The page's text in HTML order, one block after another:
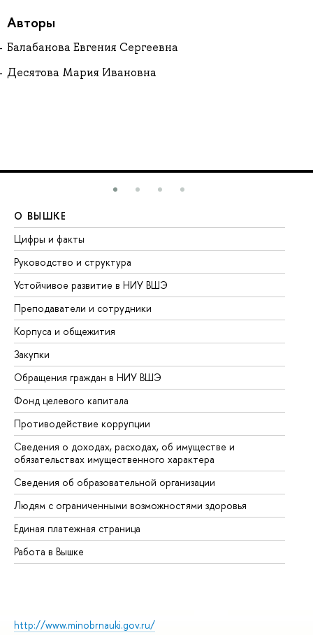
Авторы
Балабанова Евгения Сергеевна
Десятова Мария Ивановна
О ВЫШКЕ
Цифры и факты
Руководство и структура
Устойчивое развитие в НИУ ВШЭ
Преподаватели и сотрудники
Корпуса и общежития
Закупки
Обращения граждан в НИУ ВШЭ
Фонд целевого капитала
Противодействие коррупции
Сведения о доходах, расходах, об имуществе и
обязательствах имущественного характера
Сведения об образовательной организации
Людям с ограниченными возможностями здоровья
Единая платежная страница
Работа в Вышке
http://www.minobrnauki.gov.ru/